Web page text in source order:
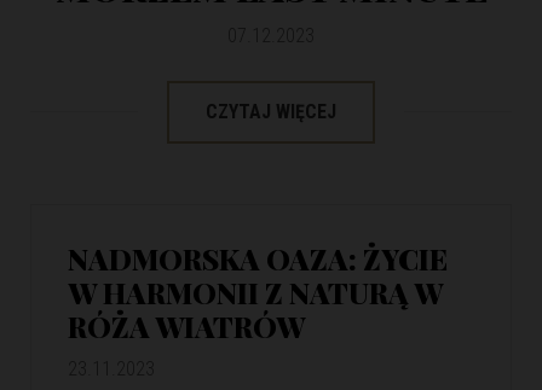
CZYTAJ WIĘCEJ
NADMORSKA OAZA: ŻYCIE
W HARMONII Z NATURĄ W
RÓŻA WIATRÓW